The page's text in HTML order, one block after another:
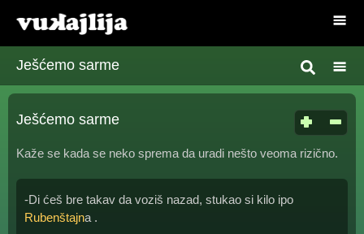
Ješćemo sarme
Ješćemo sarme
Kaže se kada se neko sprema da uradi nešto veoma rizično.
-Di ćeš bre takav da voziš nazad, stukao si kilo ipo
Rubenštajna .